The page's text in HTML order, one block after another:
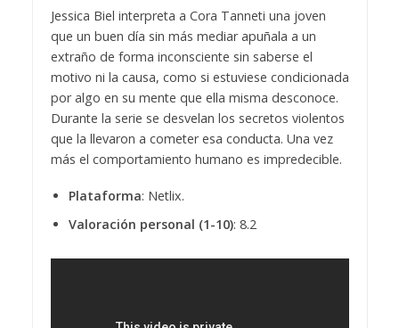
Jessica Biel interpreta a Cora Tanneti una joven
que un buen día sin más mediar apuñala a un
extraño de forma inconsciente sin saberse el
motivo ni la causa, como si estuviese condicionada
por algo en su mente que ella misma desconoce.
Durante la serie se desvelan los secretos violentos
que la llevaron a cometer esa conducta. Una vez
más el comportamiento humano es impredecible.
Plataforma: Netlix.
Valoración personal (1-10): 8.2